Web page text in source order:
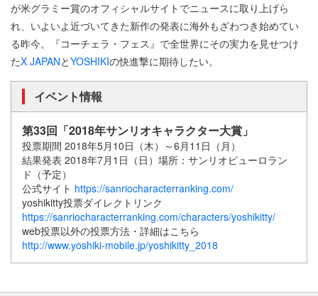
が米グラミー賞のオフィシャルサイトでニュースに取り上げら
れ、いよいよ近づいてきた新作の発表に海外もざわつき始めてい
る昨今。『コーチェラ・フェス』で全世界にその実力を見せつけ
たX JAPANとYOSHIKIの快進撃に期待したい。
イベント情報
第33回「2018年サンリオキャラクター大賞」
投票期間 2018年5月10日（木）～6月11日（月）
結果発表 2018年7月1日（日）場所：サンリオピューロラン
ド（予定）
公式サイト https://sanriocharacterranking.com/
yoshikitty投票ダイレクトリンク
https://sanriocharacterranking.com/characters/yoshikitty/
web投票以外の投票方法・詳細はこちら
http://www.yoshiki-mobile.jp/yoshikitty_2018